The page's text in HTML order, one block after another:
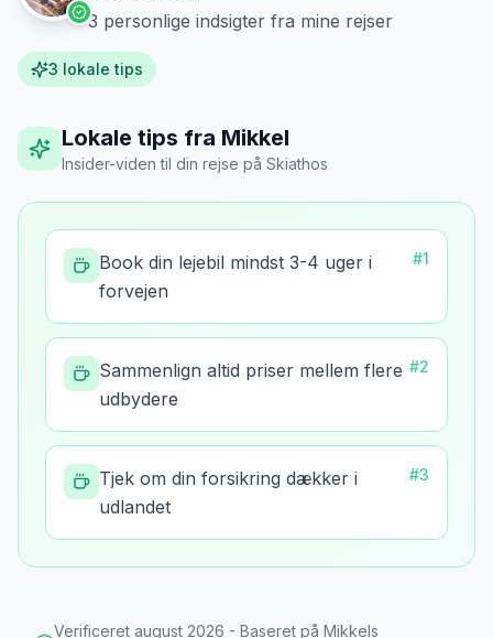
3 personlige indsigter fra mine rejser
3 lokale tips
Lokale tips fra Mikkel
Insider-viden til din rejse på Skiathos
Book din lejebil mindst 3-4 uger i
forvejen
#1
Sammenlign altid priser mellem flere
udbydere
#2
Tjek om din forsikring dækker i
udlandet
#3
Verificeret august 2026 - Baseret på Mikkels